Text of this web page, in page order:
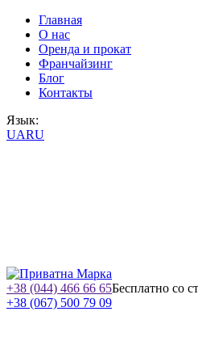
Главная
О нас
Оренда и прокат
Франчайзинг
Блог
Контакты
Язык:
UARU
+38 (044) 466 66 65Бесплатно со
+38 (067) 500 79 09